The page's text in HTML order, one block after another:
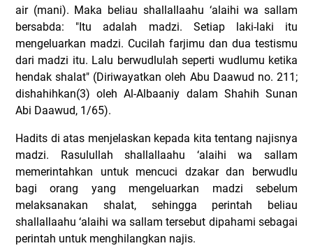
air (mani). Maka beliau shallallaahu ‘alaihi wa sallam
bersabda: "Itu adalah madzi. Setiap laki-laki itu
mengeluarkan madzi. Cucilah farjimu dan dua testismu
dari madzi itu. Lalu berwudlulah seperti wudlumu ketika
hendak shalat" (Diriwayatkan oleh Abu Daawud no. 211;
dishahihkan(3) oleh Al-Albaaniy dalam Shahih Sunan
Abi Daawud, 1/65).
Hadits di atas menjelaskan kepada kita tentang najisnya
madzi. Rasulullah shallallaahu ‘alaihi wa sallam
memerintahkan untuk mencuci dzakar dan berwudlu
bagi orang yang mengeluarkan madzi sebelum
melaksanakan shalat, sehingga perintah beliau
shallallaahu ‘alaihi wa sallam tersebut dipahami sebagai
perintah untuk menghilangkan najis.